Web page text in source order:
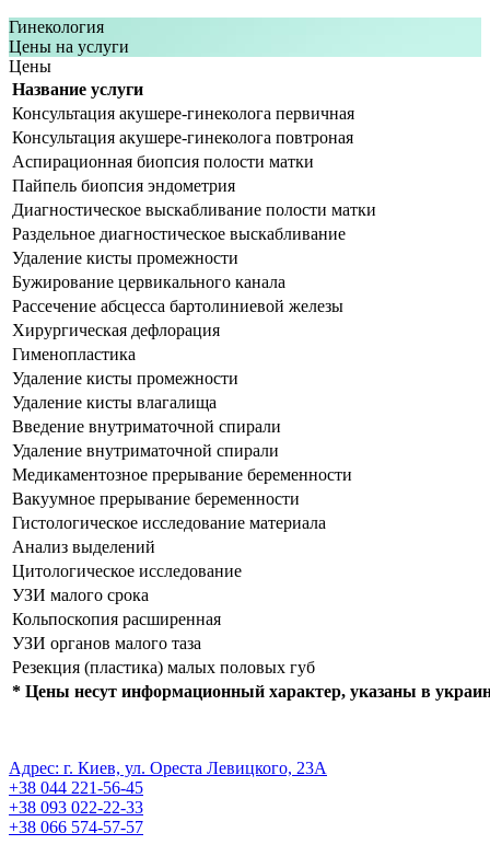
Гинекология
Цены на услуги
Цены
Название услуги
Консультация акушере-гинеколога первичная
Консультация акушере-гинеколога повтроная
Аспирационная биопсия полости матки
Пайпель биопсия эндометрия
Диагностическое выскабливание полости матки
Раздельное диагностическое выскабливание
Удаление кисты промежности
Бужирование цервикального канала
Рассечение абсцесса бартолиниевой железы
Хирургическая дефлорация
Гименопластика
Удаление кисты промежности
Удаление кисты влагалища
Введение внутриматочной спирали
Удаление внутриматочной спирали
Медикаментозное прерывание беременности
Вакуумное прерывание беременности
Гистологическое исследование материала
Анализ выделений
Цитологическое исследование
УЗИ малого срока
Кольпоскопия расширенная
УЗИ органов малого таза
Резекция (пластика) малых половых губ
* Цены несут информационный характер, указаны в
Адрес: г. Киев, ул. Ореста Левицкого, 23А
+38 044 221-56-45
+38 093 022-22-33
+38 066 574-57-57